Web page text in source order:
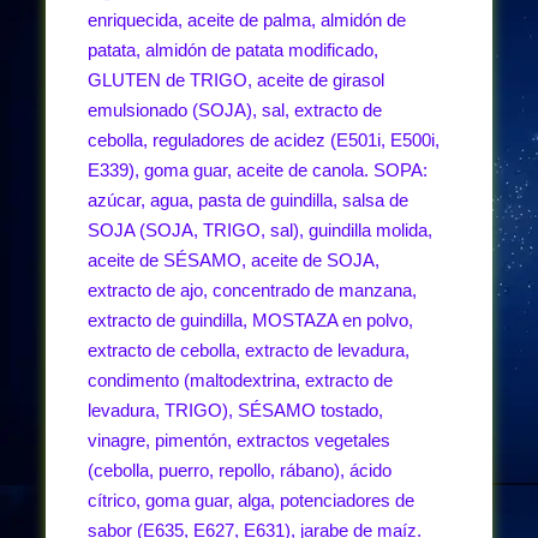
enriquecida, aceite de palma, almidón de
patata, almidón de patata modificado,
GLUTEN de TRIGO, aceite de girasol
emulsionado (SOJA), sal, extracto de
cebolla, reguladores de acidez (E501i, E500i,
E339), goma guar, aceite de canola. SOPA:
azúcar, agua, pasta de guindilla, salsa de
SOJA (SOJA, TRIGO, sal), guindilla molida,
aceite de SÉSAMO, aceite de SOJA,
extracto de ajo, concentrado de manzana,
extracto de guindilla, MOSTAZA en polvo,
extracto de cebolla, extracto de levadura,
condimento (maltodextrina, extracto de
levadura, TRIGO), SÉSAMO tostado,
vinagre, pimentón, extractos vegetales
(cebolla, puerro, repollo, rábano), ácido
cítrico, goma guar, alga, potenciadores de
sabor (E635, E627, E631), jarabe de maíz.